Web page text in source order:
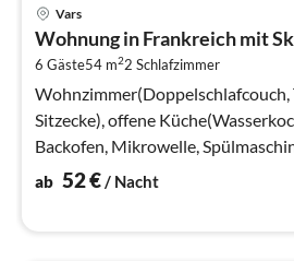
Vars
Wohnung in Frankreich mit
6 Gäste54 m22 Schlafzimmer
Wohnzimmer(Doppelschlafcouch,
Sitzecke), offene
Backofen, Mikrowelle,
Schlafzimmer(Doppelbett)
ab 52€/ Nacht